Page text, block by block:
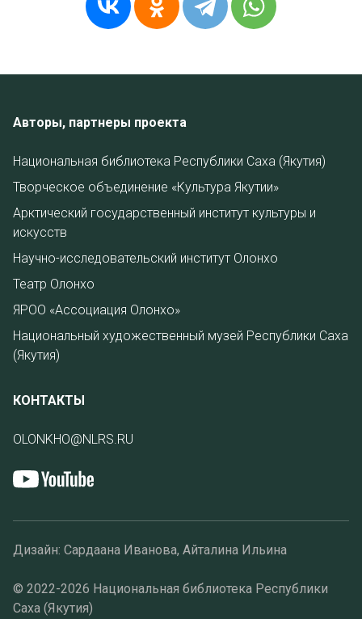
Авторы, партнеры проекта
Национальная библиотека Республики Саха (Якутия)
Творческое объединение «Культура Якутии»
Арктический государственный институт культуры и
искусств
Научно-исследовательский институт Олонхо
Театр Олонхо
ЯРОО «Ассоциация Олонхо»
Национальный художественный музей Республики Саха
(Якутия)
КОНТАКТЫ
OLONKHO@NLRS.RU
Дизайн: Сардаана Иванова, Айталина Ильина
© 2022-2026 Национальная библиотека Республики
Саха (Якутия)